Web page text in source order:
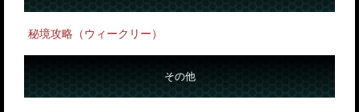
秘境攻略（ウィークリー）
その他